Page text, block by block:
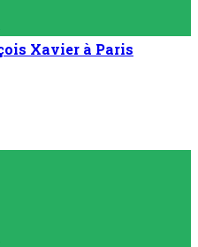
Xavier à Paris